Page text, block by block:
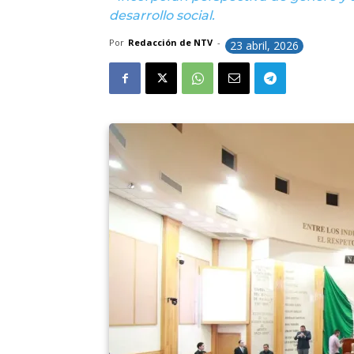
desarrollo social.
Por Redacción de NTV - 23 abril, 2026